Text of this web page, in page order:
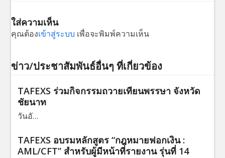
ใส่ความเห็น
คุณต้องเข้าสู่ระบบ เพื่อจะพิมพ์ความเห็น
ข่าว/ประชาสัมพันธ์อื่นๆ ที่เกี่ยวข้อง
TAFEXS ร่วมกิจกรรมถวายเทียนพรรษา จังหวัด
ชัยนาท
วันอั…
TAFEXS อบรมหลักสูตร “กฎหมายฟอกเงิน :
AML/CFT” สำหรับผู้มีหน้าที่รายงาน รุ่นที่ 14